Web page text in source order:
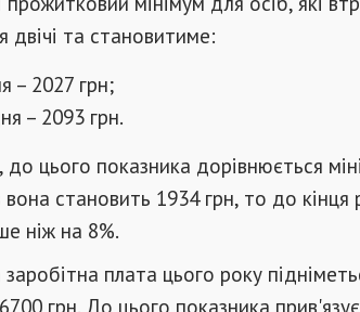
двічі та становитиме:
– 2027 грн;
– 2093 грн.
цього показника дорівнюється
становить 1934 грн, то до кінця
ніж на 8%.
заробітна плата цього року
грн. До цього показника